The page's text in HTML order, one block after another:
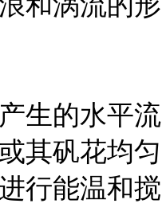
的水平流
其矾花均匀
行能温和搅